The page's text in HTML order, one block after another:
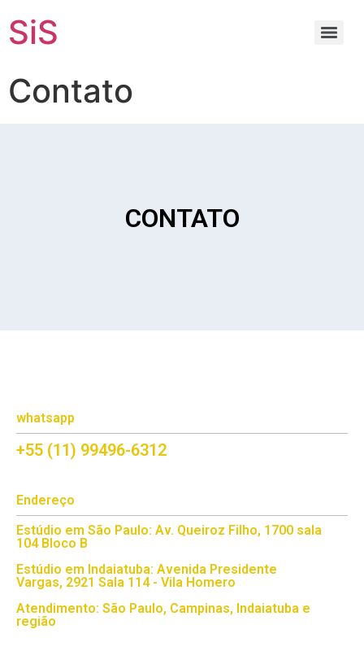
SiS
Contato
CONTATO
whatsapp
+55 (11) 99496-6312
Endereço
Estúdio em São Paulo: Av. Queiroz Filho, 1700 sala
104 Bloco B
Estúdio em Indaiatuba: Avenida Presidente
Vargas, 2921 Sala 114 - Vila Homero
Atendimento: São Paulo, Campinas, Indaiatuba e
região